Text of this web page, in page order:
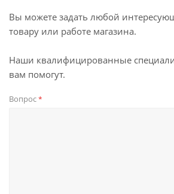
Вы можете задать любой
товару или работе магазина.
Наши квалифицированные
вам помогут.
Вопрос*